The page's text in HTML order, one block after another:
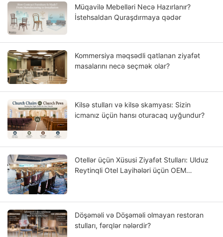
Müqavilə Mebelləri Necə Hazırlanır?
İstehsaldan Quraşdırmaya qədər
Kommersiya məqsədli qatlanan ziyafət
masalarını necə seçmək olar?
Kilsə stulları və kilsə skamyası: Sizin
icmanız üçün hansı oturacaq uyğundur?
Otellər üçün Xüsusi Ziyafət Stulları: Ulduz
Reytinqli Otel Layihələri üçün OEM
Döşəməli və Döşəməli olmayan restoran
stulları, fərqlər nələrdir?